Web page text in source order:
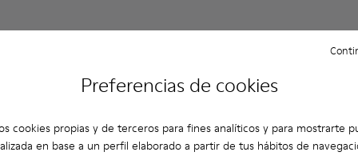
Preferencias de cookies
cookies propias y de terceros para fines analíticos y para mostrarte
en base a un perfil elaborado a partir de tus hábitos de